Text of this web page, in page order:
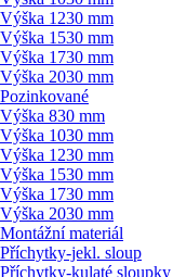
Výška 1230 mm
Výška 1530 mm
Výška 1730 mm
Výška 2030 mm
Pozinkované
Výška 830 mm
Výška 1030 mm
Výška 1230 mm
Výška 1530 mm
Výška 1730 mm
Výška 2030 mm
Montážní materiál
Příchytky-jekl. sloup
Příchytky-kulaté sloupky